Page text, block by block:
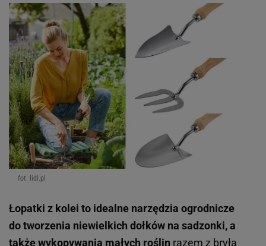
fot. lidl.pl
Łopatki z kolei to idealne narzędzia ogrodnicze
do tworzenia niewielkich dołków na sadzonki, a
także wykopywania małych roślin razem z bryłą